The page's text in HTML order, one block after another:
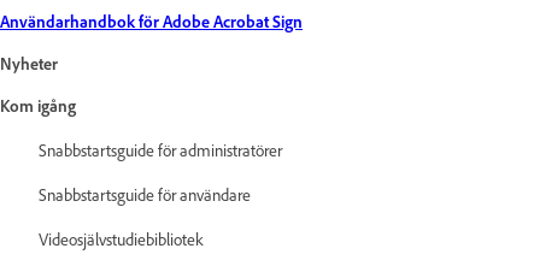
Användarhandbok för Adobe Acrobat Sign
Nyheter
Kom igång
Snabbstartsguide för administratörer
Snabbstartsguide för användare
Videosjälvstudiebibliotek